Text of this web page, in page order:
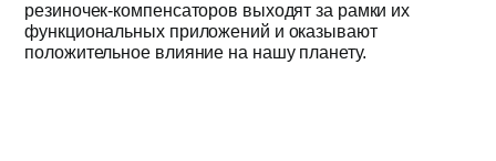
резиночек-компенсаторов выходят за рамки их
функциональных приложений и оказывают
положительное влияние на нашу планету.